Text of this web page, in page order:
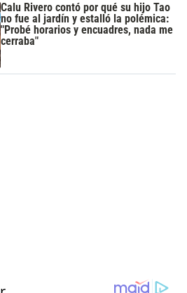
Calu Rivero contó por qué su hijo Tao
no fue al jardín y estalló la polémica:
"Probé horarios y encuadres, nada me
cerraba"